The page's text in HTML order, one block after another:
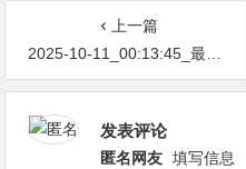
上一篇
2025-10-11_00:13:45_最新网络节点地址免费分享…不定期更新…开放免费分享（网络免费节点香港|日本|韩国|新加坡|台湾|马来西亚|…
发表评论
匿名网友 填写信息